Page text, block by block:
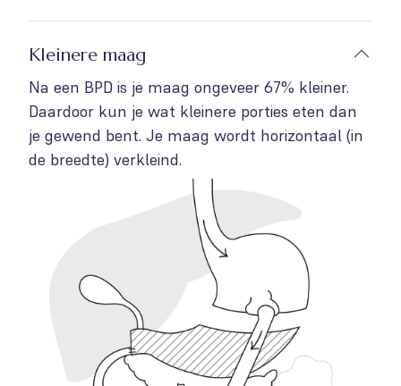
Kleinere maag
Na een BPD is je maag ongeveer 67% kleiner.
Daardoor kun je wat kleinere porties eten dan
je gewend bent. Je maag wordt horizontaal (in
de breedte) verkleind.